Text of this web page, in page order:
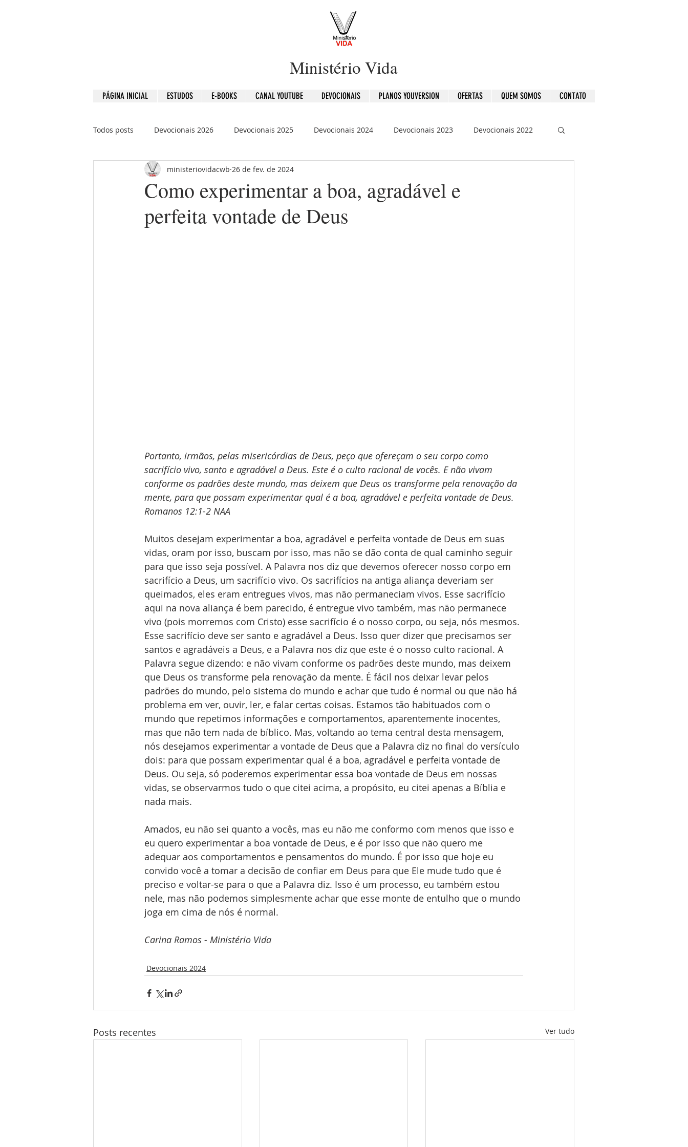
Ministério Vida
PÁGINA INICIAL ESTUDOS E-BOOKS CANAL YOUTUBE DEVOCIONAIS PLANOS YOUVERSION OFERTAS QUEM SOMOS CONTATO
Todos posts Devocionais 2026 Devocionais 2025 Devocionais 2024 Devocionais 2023 Devocionais 2022
Devocionais 2021 Devocionais 2020 120 Dias - Leitura Bíblica
Como experimentar a boa, agradável e
perfeita vontade de Deus
ministeriovidacwb 26 de fev. de 2024
Portanto, irmãos, pelas misericórdias de Deus, peço que ofereçam o seu corpo como
sacrifício vivo, santo e agradável a Deus. Este é o culto racional de vocês. E não vivam
conforme os padrões deste mundo, mas deixem que Deus os transforme pela renovação da
mente, para que possam experimentar qual é a boa, agradável e perfeita vontade de Deus.
‭‭Romanos‬ ‭12:1‭-‬2‬ ‭NAA‬‬
Muitos desejam experimentar a boa, agradável e perfeita vontade de Deus em suas
vidas, oram por isso, buscam por isso, mas não se dão conta de qual caminho seguir
para que isso seja possível. A Palavra nos diz que devemos oferecer nosso corpo em
sacrifício a Deus, um sacrifício vivo. Os sacrifícios na antiga aliança deveriam ser
queimados, eles eram entregues vivos, mas não permaneciam vivos. Esse sacrifício
aqui na nova aliança é bem parecido, é entregue vivo também, mas não permanece
vivo (pois morremos com Cristo) esse sacrifício é o nosso corpo, ou seja, nós mesmos.
Esse sacrifício deve ser santo e agradável a Deus. Isso quer dizer que precisamos ser
santos e agradáveis a Deus, e a Palavra nos diz que este é o nosso culto racional. A
Palavra segue dizendo: e não vivam conforme os padrões deste mundo, mas deixem
que Deus os transforme pela renovação da mente. É fácil nos deixar levar pelos
padrões do mundo, pelo sistema do mundo e achar que tudo é normal ou que não há
problema em ver, ouvir, ler, e falar certas coisas. Estamos tão habituados com o
mundo que repetimos informações e comportamentos, aparentemente inocentes,
mas que não tem nada de bíblico. Mas, voltando ao tema central desta mensagem,
nós desejamos experimentar a vontade de Deus que a Palavra diz no final do versículo
dois: para que possam experimentar qual é a boa, agradável e perfeita vontade de
Deus. Ou seja, só poderemos experimentar essa boa vontade de Deus em nossas
vidas, se observarmos tudo o que citei acima, a propósito, eu citei apenas a Bíblia e
nada mais.
Amados, eu não sei quanto a vocês, mas eu não me conformo com menos que isso e
eu quero experimentar a boa vontade de Deus, e é por isso que não quero me
adequar aos comportamentos e pensamentos do mundo. É por isso que hoje eu
convido você a tomar a decisão de confiar em Deus para que Ele mude tudo que é
preciso e voltar-se para o que a Palavra diz. Isso é um processo, eu também estou
nele, mas não podemos simplesmente achar que esse monte de entulho que o mundo
joga em cima de nós é normal.
Carina Ramos - Ministério Vida
Devocionais 2024
Posts recentes Ver tudo